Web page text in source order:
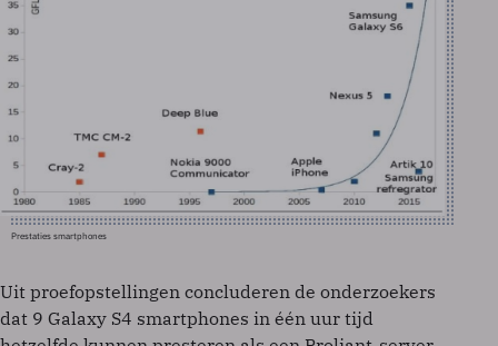
Prestaties smartphones
Uit proefopstellingen concluderen de onderzoekers
dat 9 Galaxy S4 smartphones in één uur tijd